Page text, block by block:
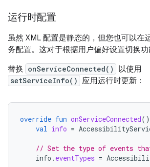
运行时配置
虽然 XML 配置是静态的，但您也可以在
务配置。这对于根据用户偏好设置切换功
替换 onServiceConnected() 以使用
setServiceInfo() 应用运行时更新：
override fun onServiceConnected()
val info =
// Set the type of events
info . eventTypes =